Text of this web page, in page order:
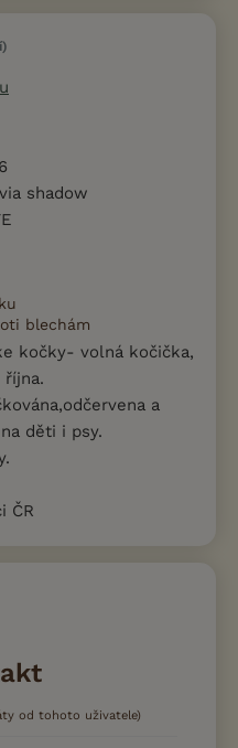
shadow
blechám
kočky- volná kočička,
a
děti i psy.
ČR
od tohoto uživatele)